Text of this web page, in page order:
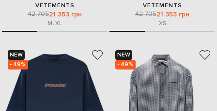
VETEMENTS
42 70521 353 грн
MLXL
VETEMENTS
42 70521 353 грн
XS
NEW
- 49%
NEW
- 49%